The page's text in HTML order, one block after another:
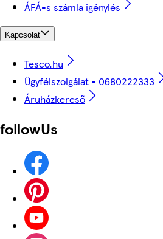
ÁFÁ-s számla igénylés
Kapcsolat
Tesco.hu
Ügyfélszolgálat - 0680222333
Áruházkereső
followUs